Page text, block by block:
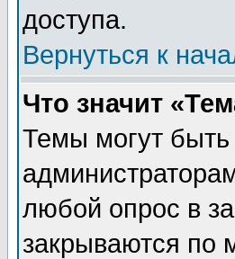
доступа.
Вернуться к
Что значит
Темы могут
любой опрос в
закрываются по